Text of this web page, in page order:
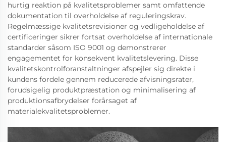
hurtig reaktion på kvalitetsproblemer samt omfattende
dokumentation til overholdelse af reguleringskrav.
Regelmæssige kvalitetsrevisioner og vedligeholdelse af
certificeringer sikrer fortsat overholdelse af internationale
standarder såsom ISO 9001 og demonstrerer
engagementet for konsekvent kvalitetslevering. Disse
kvalitetskontrolforanstaltninger afspejler sig direkte i
kundens fordele gennem reducerede afvisningsrater,
forudsigelig produktpræstation og minimalisering af
produktionsafbrydelser forårsaget af
materialekvalitetsproblemer.